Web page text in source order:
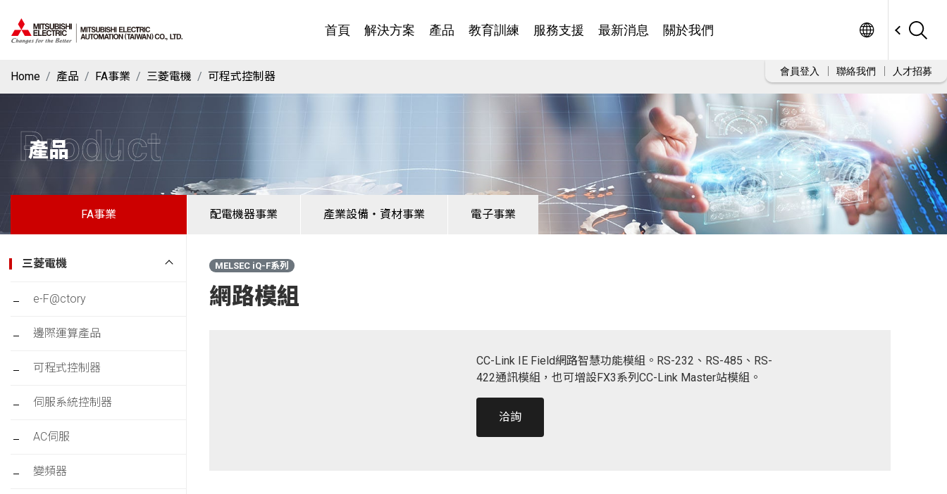
首頁 解決方案 產品 教育訓練 服務支援 最新消息 關於我們
會員登入 聯絡我們 人才招募
Home 產品 FA事業 三菱電機 可程式控制器
產品
Product
FA事業 配電機器事業 產業設備・資材事業 電子事業
三菱電機
e-F@ctory
邊際運算產品
可程式控制器
伺服系統控制器
AC伺服
變頻器
MELSEC iQ-F系列
網路模組
CC-Link IE Field網路智慧功能模組。RS-232、RS-485、RS-
422通訊模組，也可增設FX3系列CC-Link Master站模組。
洽詢